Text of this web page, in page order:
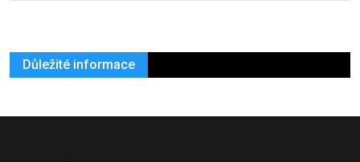
Důležité informace